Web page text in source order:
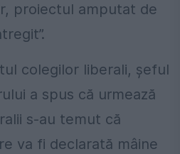
proiectul amputat de
colegilor liberali, șeful
a spus că urmează
s-au temut că
va fi declarată mâine